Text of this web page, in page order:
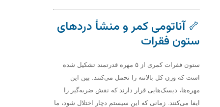
🦴 آناتومی کمر و منشأ دردهای
ستون فقرات
ستون فقرات کمری از ۵ مهره قدرتمند تشکیل شده
است که وزن کل بالاتنه را تحمل می‌کنند. بین این
مهره‌ها، دیسک‌هایی قرار دارند که نقش ضربه‌گیر را
ایفا می‌کنند. زمانی که این سیستم دچار اختلال شود، ما